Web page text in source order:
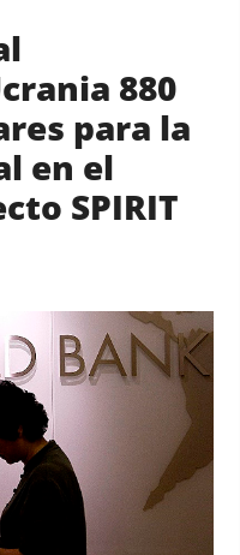
880
para la
en el
SPIRIT